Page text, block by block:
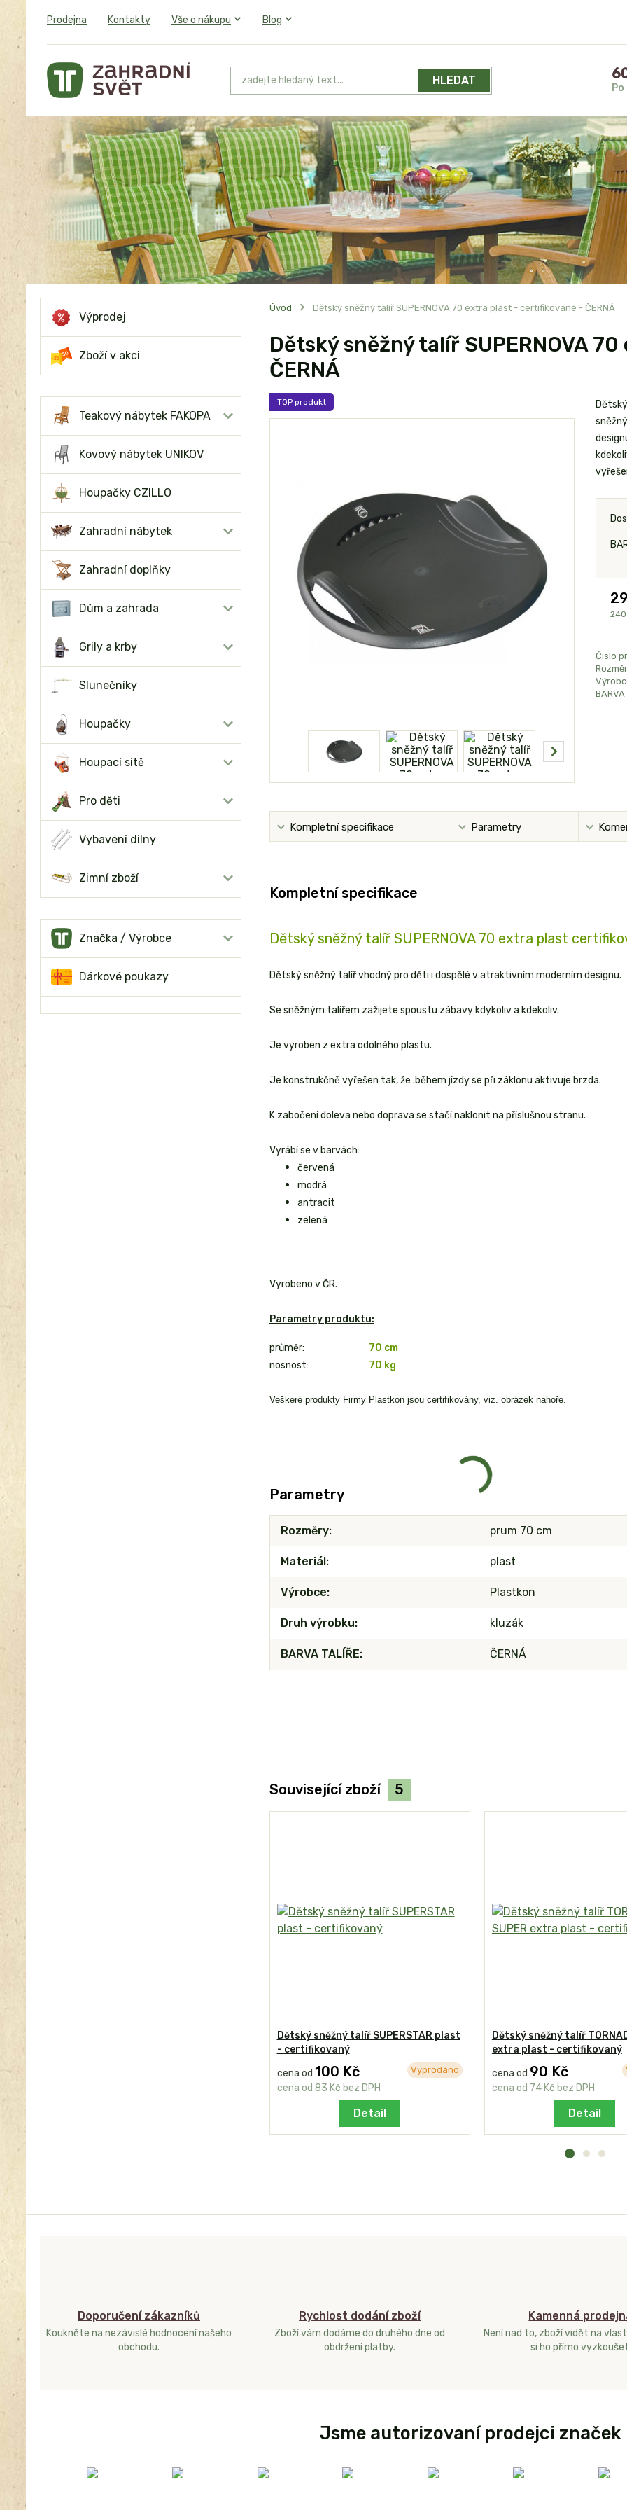
Prodejna Kontakty Vše o nákupu Blog
HLEDAT
Výprodej
Zboží v akci
Teakový nábytek FAKOPA
Kovový nábytek UNIKOV
Houpačky CZILLO
Zahradní nábytek
Zahradní doplňky
Dům a zahrada
Grily a krby
Slunečníky
Houpačky
Houpací sítě
Pro děti
Vybavení dílny
Zimní zboží
Značka / Výrobce
Dárkové poukazy
Úvod Dětský sněžný talíř SUPERNOVA 70 extra plast - certifikované - ČERNÁ
Dětský sněžný talíř SUPERNOVA
ČERNÁ
TOP produkt
240
Číslo
BARVA
Kompletní specifikace Parametry
Kompletní specifikace
Dětský sněžný talíř SUPERNOVA 70 extra plast
Dětský sněžný talíř vhodný pro děti i dospělé v atraktivním moderním designu.
Se sněžným talířem zažijete spoustu zábavy kdykoliv a kdekoliv.
Je vyroben z extra odolného plastu.
Je konstrukčně vyřešen tak, že .během jízdy se při záklonu aktivuje brzda.
K zabočení doleva nebo doprava se stačí naklonit na příslušnou stranu.
Vyrábí se v barvách:
červená
modrá
antracit
zelená
Vyrobeno v ČR.
Parametry produktu:
průměr:
70 cm
nosnost:
70 kg
Veškeré produkty Firmy Plastkon jsou certifikovány, viz. obrázek nahoře.
Parametry
Rozměry prum 70 cm
Materiál plast
Výrobce Plastkon
Druh výrobku kluzák
BARVA TALÍŘE ČERNÁ
Související zboží 5
Dětský sněžný talíř SUPERSTAR plast
- certifikovaný
cena od 100 Kč
cena od 83 Kč bez DPH
Vyprodáno
Detail
Dětský sněžný talíř
extra plast - certifikovaný
cena od 90 Kč
cena od 74 Kč bez DPH
Detail
Doporučení zákazníků
Koukněte na nezávislé hodnocení našeho
obchodu.
Rychlost dodání zboží
Zboží vám dodáme do druhého dne od
obdržení platby.
Kamenná
Není nad to, zboží vidět na
si ho přímo
Jsme autorizovaní prodejci značek